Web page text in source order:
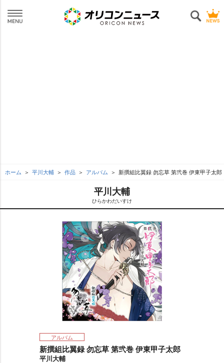
ホーム 平川大輔 作品 アルバム 新撰組比翼録 勿忘草 第弐巻 伊東甲子太郎
平川大輔
ひらかわだいすけ
アルバム
新撰組比翼録 勿忘草 第弐巻 伊東甲子太郎
平川大輔